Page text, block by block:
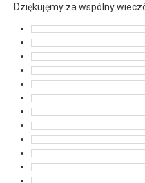
Dziękujęmy za wspólny